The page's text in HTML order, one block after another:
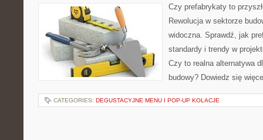
Czy prefabrykaty to
Rewolucja w sektorze
widoczna. Sprawdź, jak
standardy i trendy w
Czy to realna alternatywa
budowy? Dowiedz się
CATEGORIES: DEGUSTACYJNE MENU I POP-UP KOLACJE